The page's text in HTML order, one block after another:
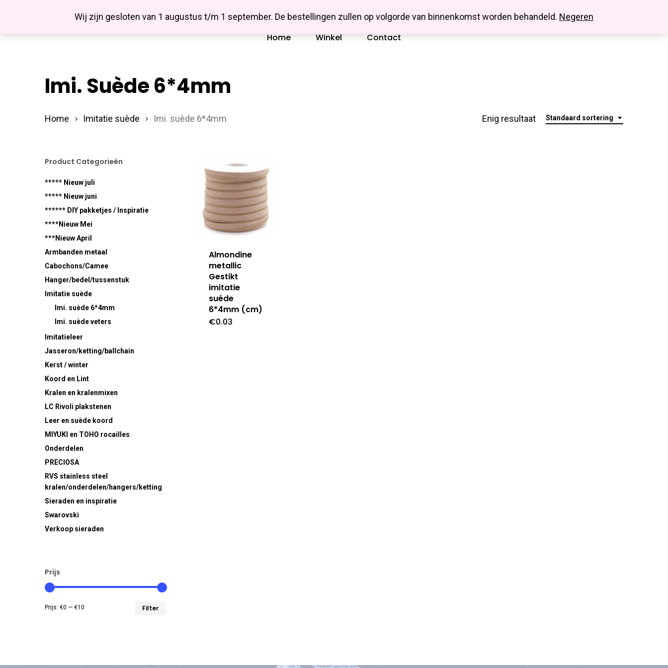
Wij zijn gesloten van 1 augustus t/m 1 september. De bestellingen zullen op volgorde van binnenkomst worden behandeld. Negeren
Hit enter to search or ESC to close
Missbluesieraden
Facebook
Home Winkel Contact
Imi. Suède 6*4mm
Standaard sortering
Enig resultaat
Home Imitatie suède Imi. suède 6*4mm
Product Categorieën
***** Nieuw juli
***** Nieuw juni
****** DIY pakketjes / Inspiratie
****Nieuw Mei
***Nieuw April
Armbanden metaal
Cabochons/Camee
Hanger/bedel/tussenstuk
Imitatie suède
Imi. suède 6*4mm
Imi. suède veters
Imitatieleer
Jasseron/ketting/ballchain
Kerst / winter
Koord en Lint
Kralen en kralenmixen
LC Rivoli plakstenen
Leer en suède koord
MIYUKI en TOHO rocailles
Onderdelen
PRECIOSA
RVS stainless steel
kralen/onderdelen/hangers/ketting
Sieraden en inspiratie
Swarovski
Verkoop sieraden
Prijs
Filter
Prijs: €0 — €10
Almondine
metallic
Gestikt
imitatie
suéde
6*4mm (cm)
€0.03